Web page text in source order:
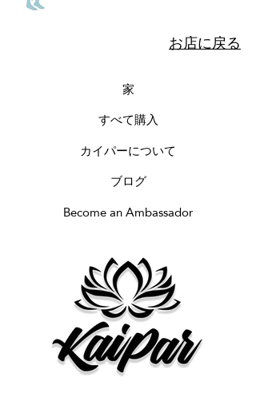
お店に戻る
家
すべて購入
カイパーについて
ブログ
Become an Ambassador